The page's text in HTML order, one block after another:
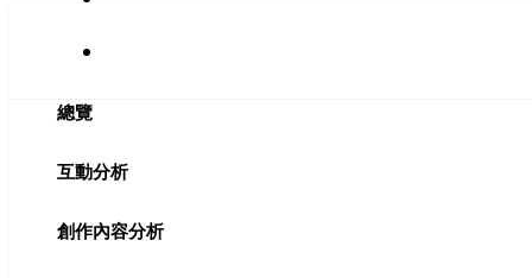
總覽
互動分析
創作內容分析